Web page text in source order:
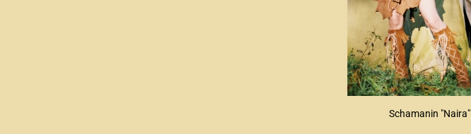
Schamanin "Naira"